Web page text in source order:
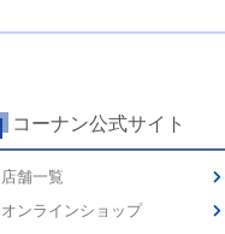
コーナン公式サイト
店舗一覧
オンラインショップ